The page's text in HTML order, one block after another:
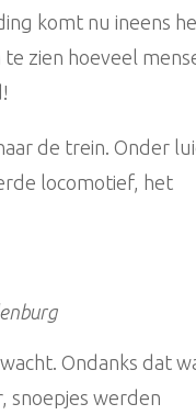
komt nu ineens
zien hoeveel
de trein. Onder
locomotief, het
Ondanks dat
snoepjes werden